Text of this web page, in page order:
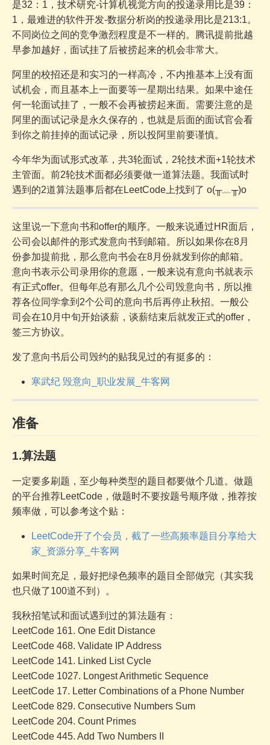
是32：1，技术研究-计算机视觉方向的投递录用比是39：
1，最难进的软件开发-数据分析岗的投递录用比是213:1。
不同岗位之间的竞争激烈程度是不一样的。腾讯提前批越
早参加越好，面试挂了后被捞起来的机会非常大。
阿里的校招还是和实习的一样高冷，不内推基本上没有面
试机会，而且基本上一面要等一星期出结果。如果中途任
何一轮面试挂了，一般不会再被捞起来面。需要注意的是
阿里的面试记录是永久保存的，也就是后面的面试官会看
到你之前挂掉的面试记录，所以投阿里前要谨慎。
今年华为面试形式改革，共3轮面试，2轮技术面+1轮技术
主管面。前2轮技术面都必须要做一道算法题。我面试时
遇到的2道算法题事后都在LeetCode上找到了 o(╥﹏╥)o
这里说一下意向书和offer的顺序。一般来说通过HR面后，
公司会以邮件的形式发意向书到邮箱。所以如果你在8月
份参加提前批，那么意向书会在8月份就发到你的邮箱。
意向书表示公司录用你的意愿，一般来说有意向书就表示
有正式offer。但每年总有那么几个公司毁意向书，所以推
荐各位同学拿到2个公司的意向书后再停止秋招。一般公
司会在10月中旬开始谈薪，谈薪结束后就发正式的offer，
签三方协议。
发了意向书后公司毁约的贴我见过的有挺多的：
寒武纪 毁意向_职业发展_牛客网
准备
1.算法题
一定要多刷题，至少每种类型的题目都要做个几道。做题
的平台推荐LeetCode，做题时不要按题号顺序做，推荐按
频率做，可以参考这个贴：
LeetCode开了个会员，截了一些高频率题目分享给大
家_资源分享_牛客网
如果时间充足，最好把绿色频率的题目全部做完（其实我
也只做了100道不到）。
我秋招笔试和面试遇到过的算法题有：
LeetCode 161. One Edit Distance
LeetCode 468. Validate IP Address
LeetCode 141. Linked List Cycle
LeetCode 1027. Longest Arithmetic Sequence
LeetCode 17. Letter Combinations of a Phone Number
LeetCode 829. Consecutive Numbers Sum
LeetCode 204. Count Primes
LeetCode 445. Add Two Numbers II